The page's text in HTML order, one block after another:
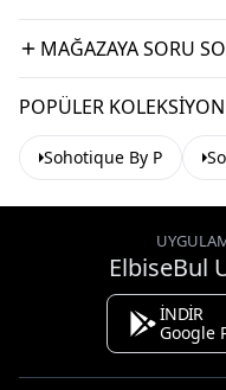
MAĞAZAYA SORU
POPÜLER
Sohotique By P
ElbiseBul
İNDİR
Google